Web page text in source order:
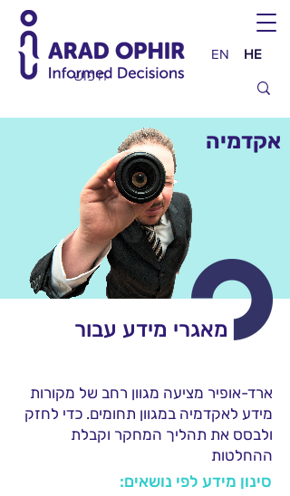
EN HE
אקדמיה
מאגרי מידע עבור
ארד-אופיר מציעה מגוון רחב של מקורות
מידע לאקדמיה במגוון תחומים. כדי לחזק
ולבסס את תהליך המחקר וקבלת
ההחלטות
סינון מידע לפי נושאים: